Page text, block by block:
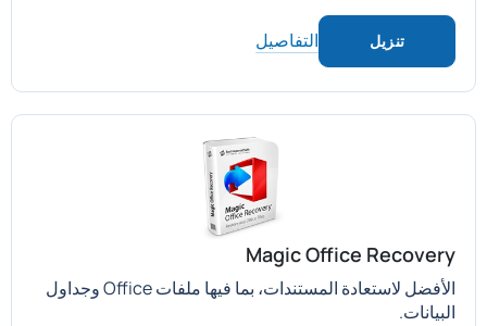
تنزيل التفاصيل
Magic Office Recovery
الأفضل لاستعادة المستندات، بما فيها ملفات Office وجداول
البيانات.